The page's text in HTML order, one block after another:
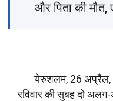
और पिता की मौत,
येरुशलम, 26 अप्रैल,
रविवार की सुबह दो